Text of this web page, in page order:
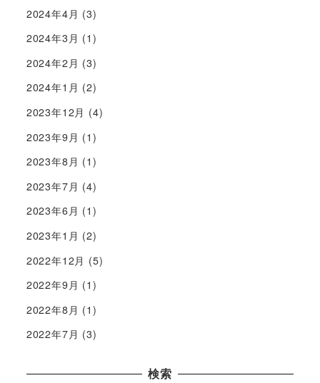
2024年4月 (3)
2024年3月 (1)
2024年2月 (3)
2024年1月 (2)
2023年12月 (4)
2023年9月 (1)
2023年8月 (1)
2023年7月 (4)
2023年6月 (1)
2023年1月 (2)
2022年12月 (5)
2022年9月 (1)
2022年8月 (1)
2022年7月 (3)
検索